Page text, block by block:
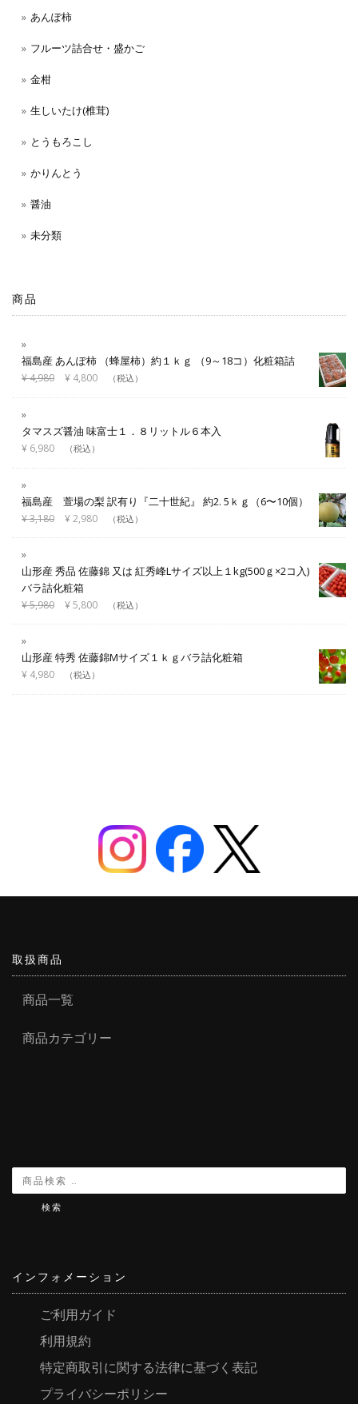
あんぽ柿
フルーツ詰合せ・盛かご
金柑
生しいたけ(椎茸)
とうもろこし
かりんとう
醤油
未分類
商品
福島産 あんぽ柿 （蜂屋柿）約１ｋｇ （9～18コ）化粧箱詰
¥4,980 ¥ 4,800 （税込）
タマスズ醤油 味富士１．８リットル６本入
¥ 6,980 （税込）
福島産 萱場の梨 訳有り『二十世紀』 約2. 5ｋｇ（6〜10個）
¥3,180 ¥2,980 （税込）
山形産 秀品 佐藤錦 又は 紅秀峰Lサイズ以上１kg(500ｇ×2コ入)
バラ詰化粧箱
¥5,980 ¥5,800 （税込）
山形産 特秀 佐藤錦Mサイズ１ｋｇバラ詰化粧箱
¥ 4,980 （税込）
取扱商品
商品一覧
商品カテゴリー
検索
インフォメーション
ご利用ガイド
利用規約
特定商取引に関する法律に基づく表記
プライバシーポリシー